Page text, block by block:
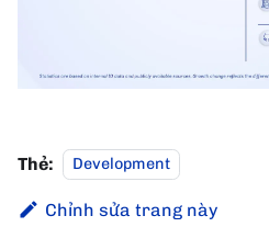
Thẻ: Development
Chỉnh sửa trang này